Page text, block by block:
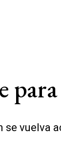
vuelva